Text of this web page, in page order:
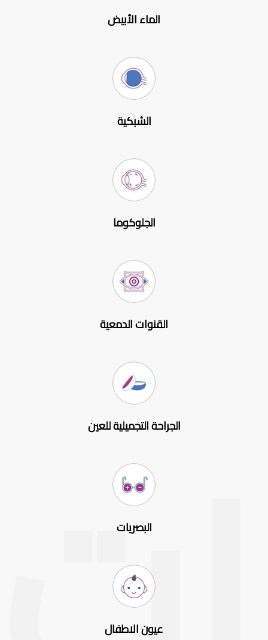
الماء الأبيض
الشبكية
الجلوكوما
القنوات الدمعية
الجراحة التجميلية للعين
البصريات
عيون الاطفال